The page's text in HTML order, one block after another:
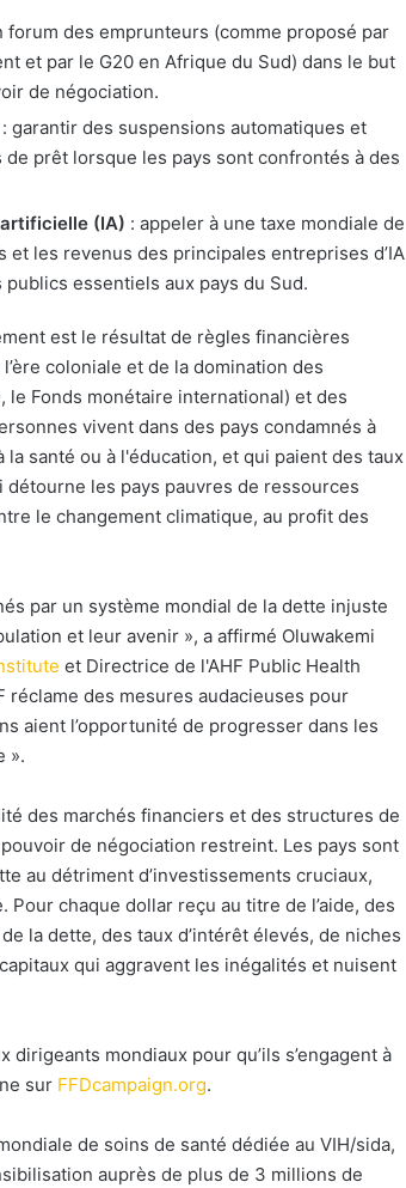
forum des emprunteurs (comme proposé par
et par le G20 en Afrique du Sud) dans le but
de négociation.
: garantir des suspensions automatiques et
prêt lorsque les pays sont confrontés à des
(IA) : appeler à une taxe mondiale de
et les revenus des principales entreprises d’IA
essentiels aux pays du Sud.
est le résultat de règles financières
coloniale et de la domination des
Fonds monétaire international) et des
vivent dans des pays condamnés à
santé ou à l'éducation, et qui paient des taux
les pays pauvres de ressources
le changement climatique, au profit des
par un système mondial de la dette injuste
et leur avenir », a affirmé Oluwakemi
et Directrice de l'AHF Public Health
réclame des mesures audacieuses pour
aient l’opportunité de progresser dans les
».
des marchés financiers et des structures de
de négociation restreint. Les pays sont
au détriment d’investissements cruciaux,
chaque dollar reçu au titre de l’aide, des
la dette, des taux d’intérêt élevés, de niches
qui aggravent les inégalités et nuisent
dirigeants mondiaux pour qu’ils s’engagent à
sur FFDcampaign.org.
de soins de santé dédiée au VIH/sida,
auprès de plus de 3 millions de